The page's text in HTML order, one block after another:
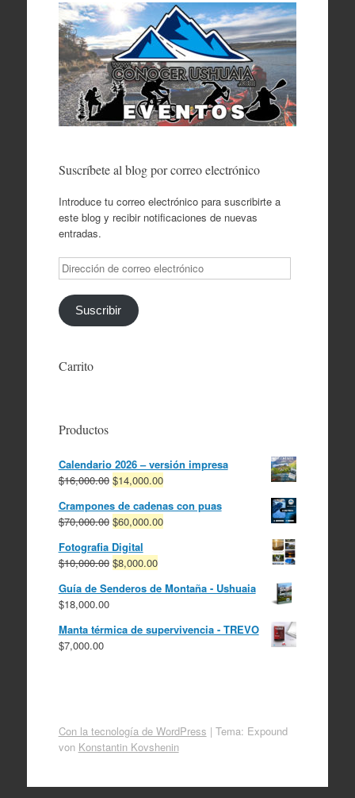
Suscríbete al blog por correo electrónico
Introduce tu correo electrónico para suscribirte a
este blog y recibir notificaciones de nuevas
entradas.
Dirección
de
correo
electrónico
Suscribir
Carrito
Productos
Calendario 2026 – versión impresa
$16,000.00 El
original
era:
$16,000.00.
$14,000.00El
actual
es:
Crampones de cadenas con puas
$70,000.00 El
original
era:
$70,000.00.
$60,000.00El
$60,000.00.
Fotografia Digital
$10,000.00 El
original
$10,000.00.
$8,000.00El
actual
$8,000.00.
Guía de Senderos de Montaña - Ushuaia
$18,000.00
Manta térmica de supervivencia - TREVO
$7,000.00
Con la tecnología de WordPress | Tema: Expound
von Konstantin Kovshenin